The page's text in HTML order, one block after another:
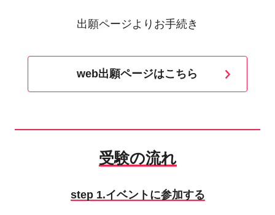
出願ページよりお手続き
web出願ページはこちら
受験の流れ
step 1.イベントに参加する